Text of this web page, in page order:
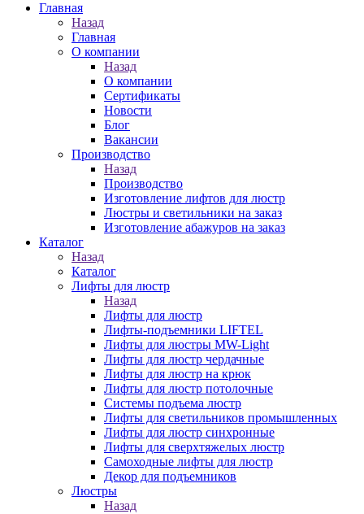
Главная
Назад
Главная
О компании
Назад
О компании
Сертификаты
Новости
Блог
Вакансии
Производство
Назад
Производство
Изготовление лифтов для люстр
Люстры и светильники на заказ
Изготовление абажуров на заказ
Каталог
Назад
Каталог
Лифты для люстр
Назад
Лифты для люстр
Лифты-подъемники LIFTEL
Лифты для люстры MW-Light
Лифты для люстр чердачные
Лифты для люстр на крюк
Лифты для люстр потолочные
Системы подъема люстр
Лифты для светильников промышленных
Лифты для люстр синхронные
Лифты для сверхтяжелых люстр
Самоходные лифты для люстр
Декор для подъемников
Люстры
Назад